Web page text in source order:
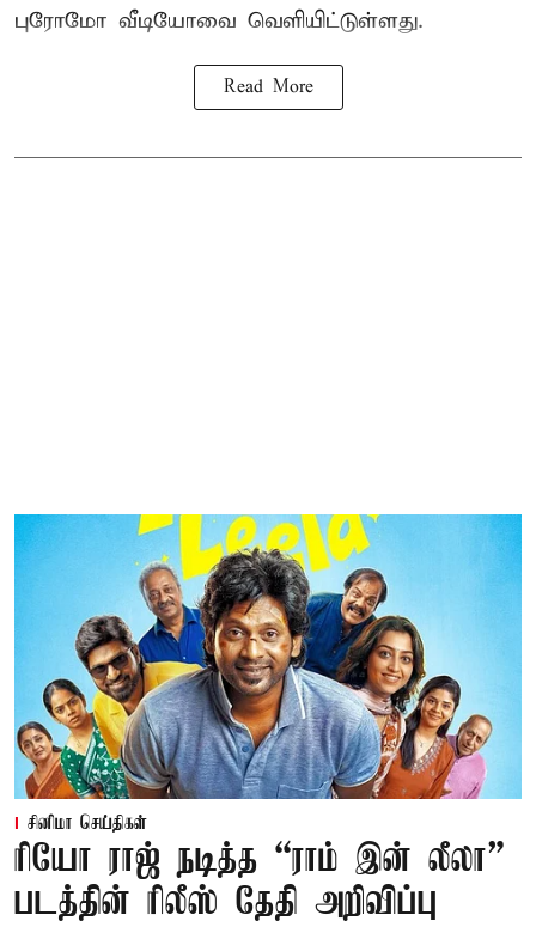
புரோமோ வீடியோவை வெளியிட்டுள்ளது.
Read More
சினிமா செய்திகள்
ரியோ ராஜ் நடித்த “ராம் இன் லீலா”
படத்தின் ரிலீஸ் தேதி அறிவிப்பு